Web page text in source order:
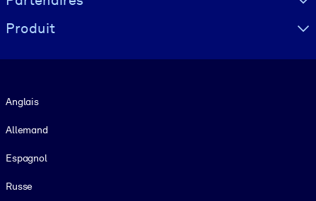
Produit
Anglais
Allemand
Espagnol
Russe